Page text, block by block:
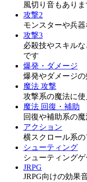
風切り音もありま
攻撃2
モンスターや兵
攻撃3
必殺技やスキル
です
爆発・ダメージ
爆発やダメージ
魔法 攻撃
攻撃系の魔法に
魔法 回復・補助
回復や補助系の
アクション
横スクロール系
シューティング
シューティング
JRPG
JRPG向けの効果